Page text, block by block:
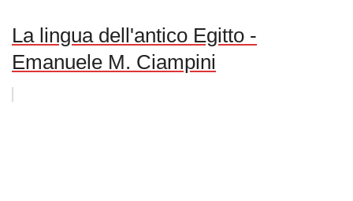
La lingua dell'antico Egitto -
Emanuele M. Ciampini